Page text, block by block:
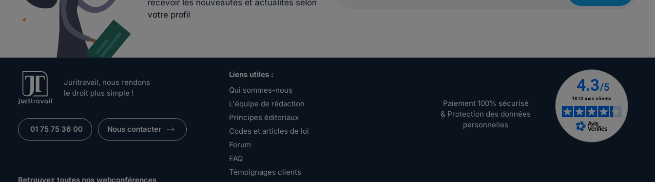
recevoir les nouveautés et actualités selon
votre profil
Juritravail, nous rendons
le droit plus simple !
01 75 75 36 00 Nous contacter
Retrouvez toutes nos webconférences
Liens utiles :
Qui sommes-nous
L'équipe de rédaction
Principes éditoriaux
Codes et articles de loi
Forum
FAQ
Témoignages clients
Paiement 100% sécurisé
& Protection des données
personnelles